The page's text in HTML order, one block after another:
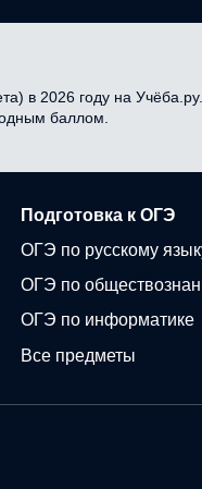
в 2026 году на Учёба.ру.
баллом.
Подготовка к ОГЭ
ОГЭ по русскому
ОГЭ по
ОГЭ по информатике
Все предметы